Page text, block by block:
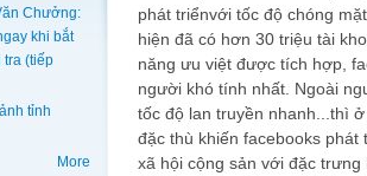
Chưởng:
khi bắt
tra (tiếp
tỉnh
More
phát triểnvới tốc độ chóng
hiện đã có hơn 30 triệu tài
năng ưu việt được tích hợp,
người khó tính nhất. Ngoài
tốc độ lan truyền nhanh...thì
đặc thù khiến facebooks
xã hội cộng sản với đặc